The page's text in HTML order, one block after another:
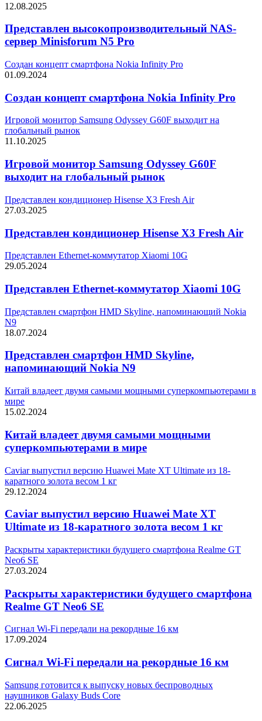
12.08.2025
Представлен высокопроизводительный NAS-
сервер Minisforum N5 Pro
Создан концепт смартфона Nokia Infinity Pro
01.09.2024
Создан концепт смартфона Nokia Infinity Pro
Игровой монитор Samsung Odyssey G60F выходит на
глобальный рынок
11.10.2025
Игровой монитор Samsung Odyssey G60F
выходит на глобальный рынок
Представлен кондиционер Hisense X3 Fresh Air
27.03.2025
Представлен кондиционер Hisense X3 Fresh Air
Представлен Ethernet-коммутатор Xiaomi 10G
29.05.2024
Представлен Ethernet-коммутатор Xiaomi 10G
Представлен смартфон HMD Skyline, напоминающий Nokia
N9
18.07.2024
Представлен смартфон HMD Skyline,
напоминающий Nokia N9
Китай владеет двумя самыми мощными суперкомпьютерами в
мире
15.02.2024
Китай владеет двумя самыми мощными
суперкомпьютерами в мире
Caviar выпустил версию Huawei Mate XT Ultimate из 18-
каратного золота весом 1 кг
29.12.2024
Caviar выпустил версию Huawei Mate XT
Ultimate из 18-каратного золота весом 1 кг
Раскрыты характеристики будущего смартфона Realme GT
Neo6 SE
27.03.2024
Раскрыты характеристики будущего смартфона
Realme GT Neo6 SE
Сигнал Wi-Fi передали на рекордные 16 км
17.09.2024
Сигнал Wi-Fi передали на рекордные 16 км
Samsung готовится к выпуску новых беспроводных
наушников Galaxy Buds Core
22.06.2025